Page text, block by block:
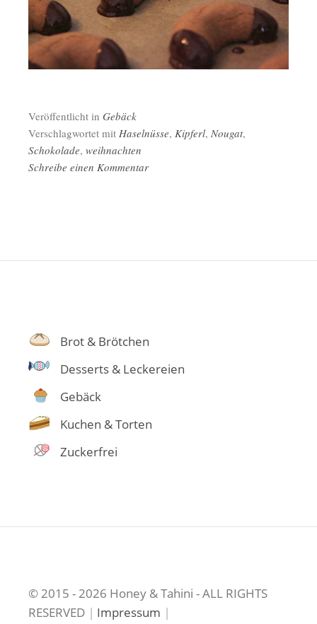
Veröffentlicht in Gebäck
Verschlagwortet mit Haselnüsse, Kipferl, Nougat,
Schokolade, weihnachten
Schreibe einen Kommentar
Brot & Brötchen
Desserts & Leckereien
Gebäck
Kuchen & Torten
Zuckerfrei
© 2015 - 2026 Honey & Tahini - ALL RIGHTS
RESERVED | Impressum |